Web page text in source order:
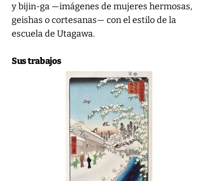
y bijin-ga —imágenes de mujeres hermosas,
geishas o cortesanas— con el estilo de la
escuela de Utagawa.
Sus trabajos